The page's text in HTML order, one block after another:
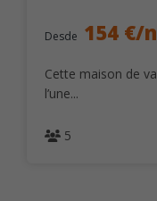
Desde 154 €/
Cette maison de
l’une...
5